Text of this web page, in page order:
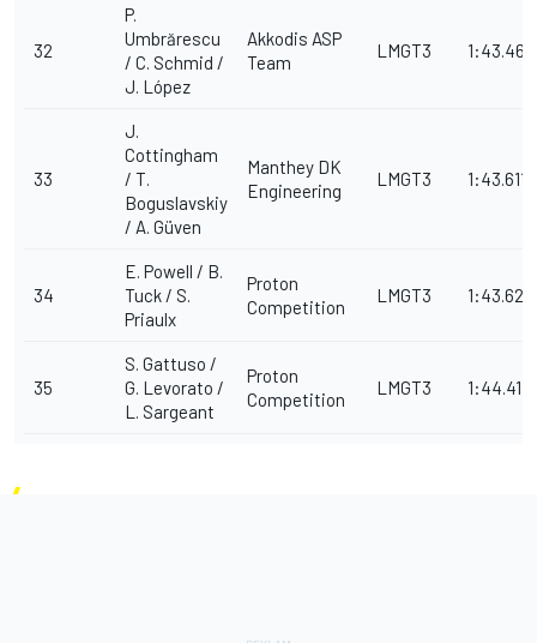
32
P.
Umbrărescu
/ C. Schmid /
J. López
Akkodis ASP
Team
LMGT3 1:43.465
33
J.
Cottingham
/ T.
Boguslavskiy
/ A. Güven
Manthey DK
Engineering
LMGT3 1:43.611
34
E. Powell / B.
Tuck / S.
Priaulx
Proton
Competition
LMGT3 1:43.627
35
S. Gattuso /
G. Levorato /
L. Sargeant
Proton
Competition
LMGT3 1:44.414